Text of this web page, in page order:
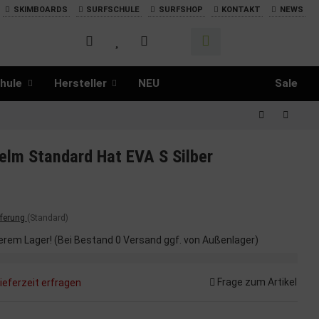
SKIMBOARDS SURFSCHULE SURFSHOP KONTAKT NEWS
Hersteller NEU Sale
Standard Hat EVA S Silber
(Standard)
Lager! (Bei Bestand 0 Versand ggf. von Außenlager)
erfragen Frage zum Artikel